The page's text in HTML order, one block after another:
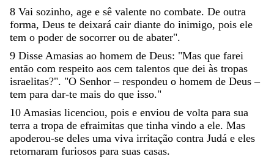
8 Vai sozinho, age e sê valente no combate. De outra
forma, Deus te deixará cair diante do inimigo, pois ele
tem o poder de socorrer ou de abater".
9 Disse Amasias ao homem de Deus: "Mas que farei
então com respeito aos cem talentos que dei às tropas
israelitas?". "O Senhor– respondeu o homem de Deus–
tem para dar-te mais do que isso."
10 Amasias licenciou, pois e enviou de volta para sua
terra a tropa de efraimitas que tinha vindo a ele. Mas
apoderou-se deles uma viva irritação contra Judá e eles
retornaram furiosos para suas casas.